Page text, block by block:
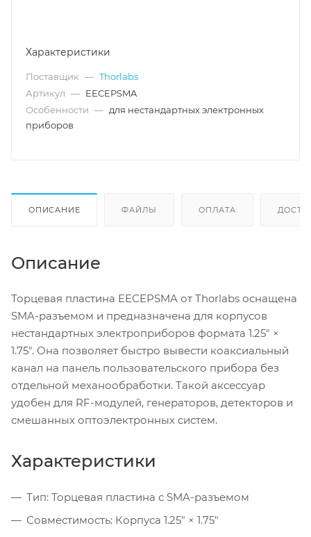
Характеристики
Поставщик — Thorlabs
Артикул — EECEPSMA
Особенности — для нестандартных электронных
приборов
ОПИСАНИЕ ФАЙЛЫ ОПЛАТА
Описание
Торцевая пластина EECEPSMA от Thorlabs оснащена
SMA-разъемом и предназначена для корпусов
нестандартных электроприборов формата 1.25" ×
1.75". Она позволяет быстро вывести коаксиальный
канал на панель пользовательского прибора без
отдельной механообработки. Такой аксессуар
удобен для RF-модулей, генераторов, детекторов и
смешанных оптоэлектронных систем.
Характеристики
Тип: Торцевая пластина с SMA-разъемом
Совместимость: Корпуса 1.25" × 1.75"